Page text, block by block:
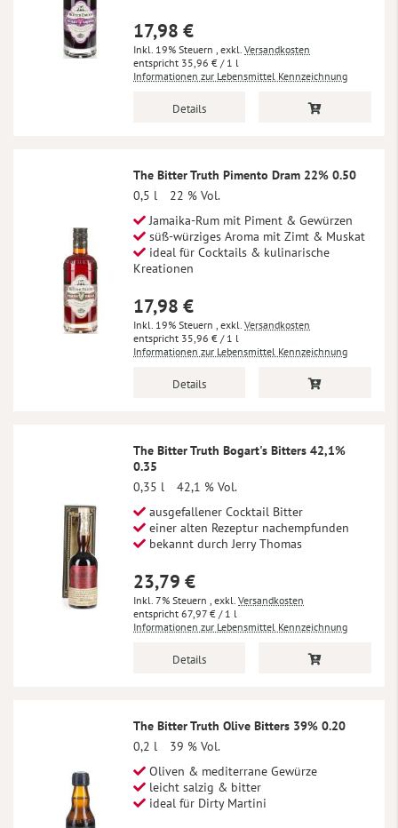
17,98 €
Inkl. 19% Steuern , exkl. Versandkosten
35,96 € / 1 l
Informationen zur Lebensmittel Kennzeichnung
Details
The Bitter Truth Pimento Dram 22% 0.50
0,5 l
22 % Vol.
Jamaika-Rum mit Piment & Gewürzen
süß-würziges Aroma mit Zimt & Muskat
ideal für Cocktails & kulinarische
Kreationen
17,98 €
Inkl. 19% Steuern , exkl. Versandkosten
35,96 € / 1 l
Informationen zur Lebensmittel Kennzeichnung
Details
The Bitter Truth Bogart's Bitters 42,1%
0.35
0,35 l
42,1 % Vol.
ausgefallener Cocktail Bitter
einer alten Rezeptur nachempfunden
bekannt durch Jerry Thomas
23,79 €
Inkl. 7% Steuern , exkl. Versandkosten
67,97 € / 1 l
Informationen zur Lebensmittel Kennzeichnung
Details
The Bitter Truth Olive Bitters 39% 0.20
0,2 l
39 % Vol.
Oliven & mediterrane Gewürze
leicht salzig & bitter
ideal für Dirty Martini